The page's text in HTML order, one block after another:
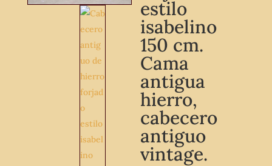
estilo
isabelino
150 cm.
Cama
antigua
hierro,
cabecero
antiguo
vintage.